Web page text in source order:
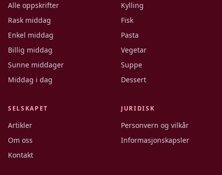
Alle oppskrifter
Rask middag
Enkel middag
Billig middag
Sunne middager
Middag i dag
Kylling
Fisk
Pasta
Vegetar
Suppe
Dessert
SELSKAPET
Artikler
Om oss
Kontakt
JURIDISK
Personvern og vilkår
Informasjonskapsler